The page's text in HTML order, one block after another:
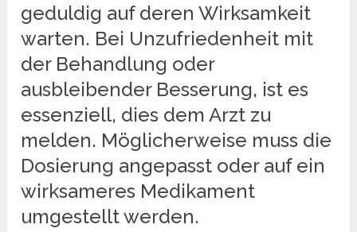
geduldig auf deren Wirksamkeit
warten. Bei Unzufriedenheit mit
der Behandlung oder
ausbleibender Besserung, ist es
essenziell, dies dem Arzt zu
melden. Möglicherweise muss die
Dosierung angepasst oder auf ein
wirksameres Medikament
umgestellt werden.